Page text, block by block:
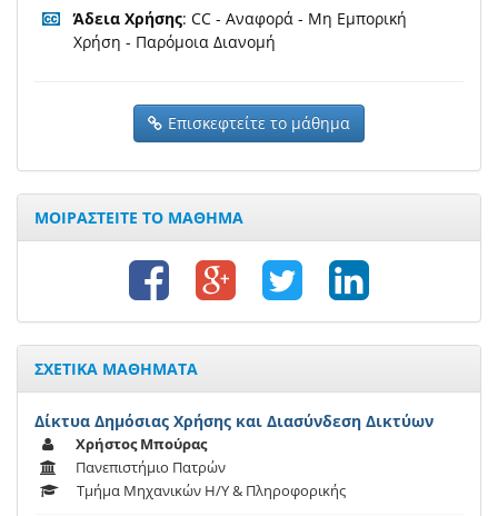
Άδεια Χρήσης: CC - Αναφορά - Μη Εμπορική
Χρήση - Παρόμοια Διανομή
Επισκεφτείτε το μάθημα
ΜΟΙΡΑΣΤΕΙΤΕ ΤΟ ΜΑΘΗΜΑ
ΣΧΕΤΙΚΑ ΜΑΘΗΜΑΤΑ
Δίκτυα Δημόσιας Χρήσης και Διασύνδεση Δικτύων
Χρήστος Μπούρας
Πανεπιστήμιο Πατρών
Τμήμα Μηχανικών Η/Υ & Πληροφορικής